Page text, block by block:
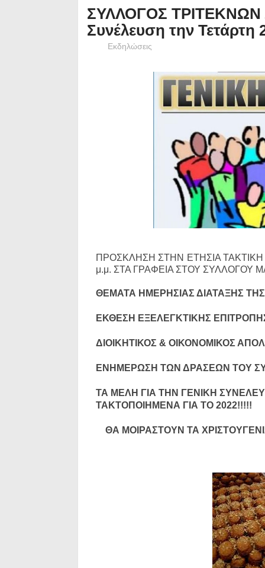
ΣΥΛΛΟΓΟΣ ΤΡΙΤΕΚΝΩΝ
Συνέλευση την Τετάρτη
Εκδηλώσεις
ΠΡΟΣΚΛΗΣΗ ΣΤΗΝ ΕΤΗΣΙΑ
μ.μ. ΣΤΑ ΓΡΑΦΕΙΑ ΣΤΟΥ ΣΥΛΛΟΓΟΥ
ΘΕΜΑΤΑ ΗΜΕΡΗΣΙΑΣ ΔΙΑΤΑΞΗΣ ΤΗΣ
ΕΚΘΕΣΗ ΕΞΕΛΕΓΚΤΙΚΗΣ
ΔΙΟΙΚΗΤΙΚΟΣ & ΟΙΚΟΝΟΜΙΚΟΣ
ΕΝΗΜΕΡΩΣΗ ΤΩΝ ΔΡΑΣΕΩΝ ΤΟΥ
ΤΑ ΜΕΛΗ ΓΙΑ ΤΗΝ ΓΕΝΙΚΗ
ΤΑΚΤΟΠΟΙΗΜΕΝΑ ΓΙΑ ΤΟ 2022!!!!!
ΘΑ ΜΟΙΡΑΣΤΟΥΝ ΤΑ